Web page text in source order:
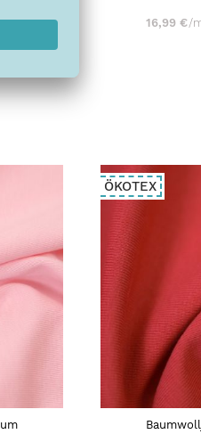
16,99 €/
ÖKOTEX